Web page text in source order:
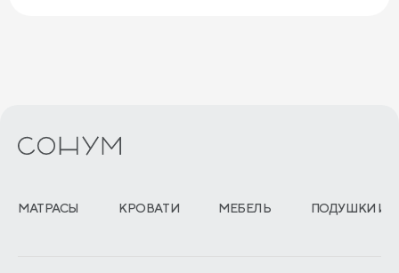
МАТРАСЫ КРОВАТИ МЕБЕЛЬ ПОДУШКИ И